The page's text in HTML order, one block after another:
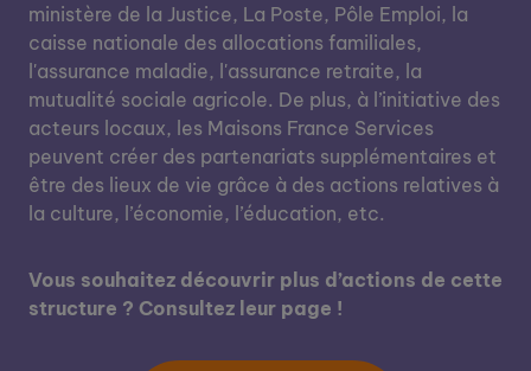
ministère de la Justice, La Poste, Pôle Emploi, la
caisse nationale des allocations familiales,
l'assurance maladie, l'assurance retraite, la
mutualité sociale agricole. De plus, à l’initiative des
acteurs locaux, les Maisons France Services
peuvent créer des partenariats supplémentaires et
être des lieux de vie grâce à des actions relatives à
la culture, l’économie, l’éducation, etc.
Vous souhaitez découvrir plus d’actions de cette
structure ? Consultez leur page !